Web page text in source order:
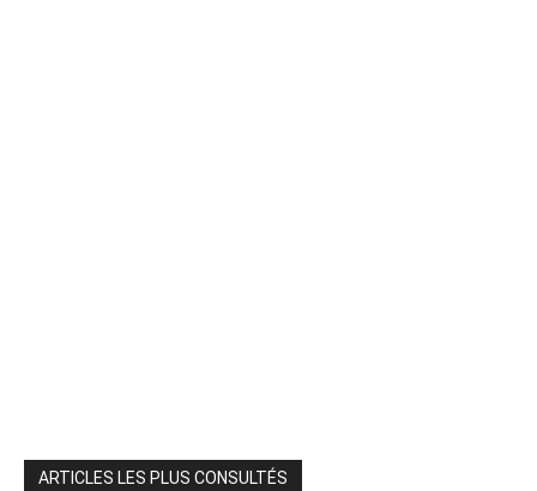
ARTICLES LES PLUS CONSULTÉS